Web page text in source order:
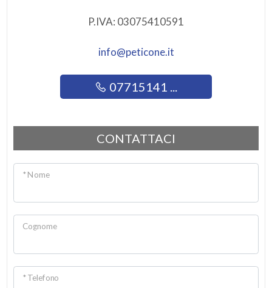
P.IVA: 03075410591
info@peticone.it
07715141 ...
CONTATTACI
* Nome
Cognome
* Telefono